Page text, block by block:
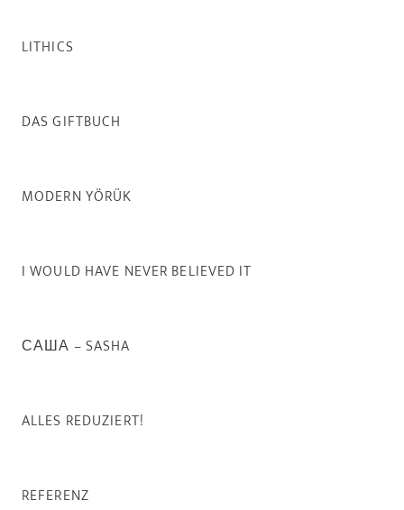
LITHICS
DAS GIFTBUCH
MODERN YÖRÜK
I WOULD HAVE NEVER BELIEVED IT
САША – SASHA
ALLES REDUZIERT!
REFERENZ